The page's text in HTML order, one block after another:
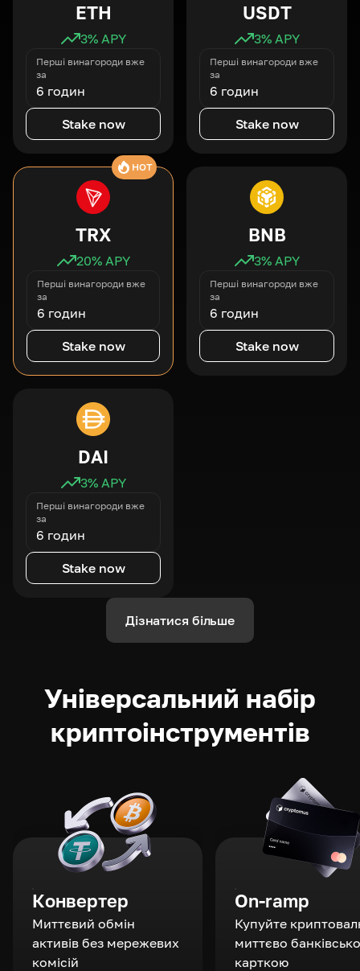
ETH
3% APY
Перші винагороди вже
за
6 годин
Stake now
USDT
3% APY
Перші винагороди вже
за
6 годин
Stake now
HOT
TRX
20% APY
Перші винагороди вже
за
6 годин
Stake now
BNB
3% APY
Перші винагороди вже
за
6 годин
Stake now
DAI
3% APY
Перші винагороди вже
за
6 годин
Stake now
Дізнатися більше
Універсальний набір
криптоінструментів
Конвертер
Миттєвий обмін
активів без мережевих
комісій
On-ramp
Купуйте
миттєво
карткою